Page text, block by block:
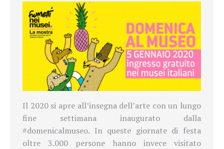
Il 2020 si apre all’insegna dell’arte con un lungo
fine settimana inaugurato dalla
#domenicalmuseo. In queste giornate di festa
oltre 3.000 persone hanno invece visitato